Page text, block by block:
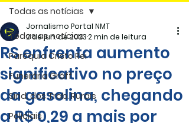
Todas as notícias
Paróquia Cristo Rei
Funerária Gräff
Sind. dos Trab. Rurais
Policiais
Todas as notícias
RS enfrenta aumento
significativo no preço
da gasolina, chegando
a R$ 0,29 a mais por
Jornalismo Portal NMT
2 de jun. de 20232 min de leitura